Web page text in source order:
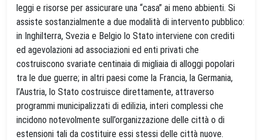
leggi e risorse per assicurare una “casa” ai meno abbienti. Si
assiste sostanzialmente a due modalità di intervento pubblico:
in Inghilterra, Svezia e Belgio lo Stato interviene con crediti
ed agevolazioni ad associazioni ed enti privati che
costruiscono svariate centinaia di migliaia di alloggi popolari
tra le due guerre; in altri paesi come la Francia, la Germania,
l’Austria, lo Stato costruisce direttamente, attraverso
programmi municipalizzati di edilizia, interi complessi che
incidono notevolmente sull’organizzazione delle città o di
estensioni tali da costituire essi stessi delle città nuove.